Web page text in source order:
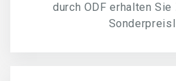
durch ODF erhalten